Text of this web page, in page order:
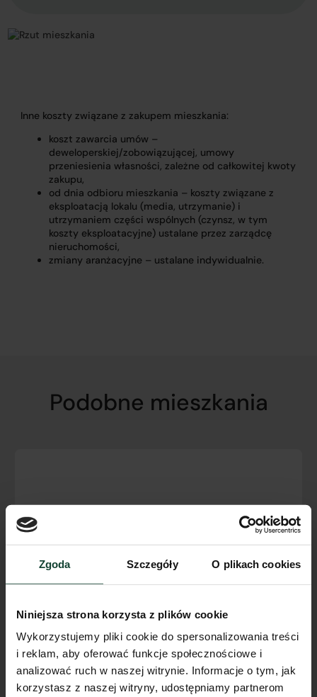
Zgoda Szczegóły O plikach cookies
Niniejsza strona korzysta z plików cookie
Wykorzystujemy pliki cookie do spersonalizowania treści
i reklam, aby oferować funkcje społecznościowe i
analizować ruch w naszej witrynie. Informacje o tym, jak
korzystasz z naszej witryny, udostępniamy partnerom
Inne koszty związane z zakupem mieszkania:
koszt zawarcia umów –
deweloperskiej/zobowiązującej, umowy
przeniesienia własności, zależne od całkowitej kwoty
zakupu,
od dnia odbioru mieszkania – koszty związane z
eksploatacją lokalu (media, utrzymanie) i
utrzymaniem części wspólnych (czynsz, w tym
koszty eksploatacyjne) ustalane przez zarządcę
nieruchomości,
zmiany aranżacyjne – ustalane indywidualnie.
Podobne mieszkania